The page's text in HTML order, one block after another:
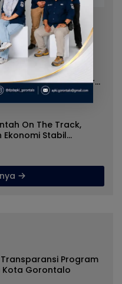
Perkuat Regenerasi
Naik, Angka
Program Gusnar-
Ekonomi Dan
On The Track,
Stabil
Transparansi Program
Kota Gorontalo